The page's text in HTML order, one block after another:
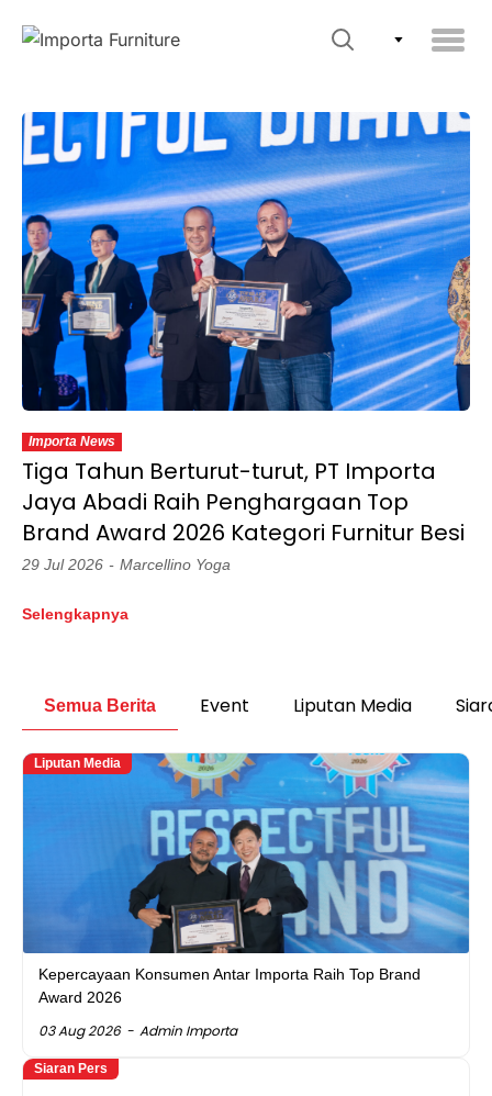
Importa News
Tiga Tahun Berturut-turut, PT Importa
Jaya Abadi Raih Penghargaan Top
Brand Award 2026 Kategori Furnitur Besi
29 Jul 2026 Marcellino Yoga
Selengkapnya
Semua Berita Event Liputan Media
Liputan Media
Kepercayaan Konsumen Antar Importa Raih Top Brand
Award 2026
03 Aug 2026 Admin Importa
Siaran Pers